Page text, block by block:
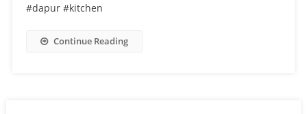
#dapur #kitchen
Continue Reading